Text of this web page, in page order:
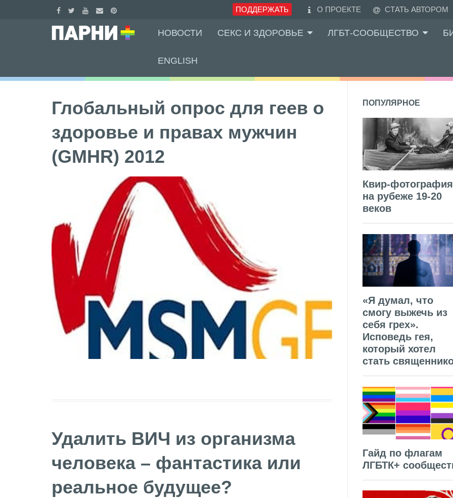
ПОДДЕРЖАТЬ О ПРОЕКТЕ СТАТЬ АВТОРОМ
НОВОСТИ СЕКС И ЗДОРОВЬЕ ЛГБТ-СООБЩЕСТВО
ENGLISH
Глобальный опрос для геев о
здоровье и правах мужчин
(GMHR) 2012
Удалить ВИЧ из организма
человека – фантастика или
реальное будущее?
ПОПУЛЯРНОЕ
Квир-фотография
на рубеже 19-20
веков
«Я думал, что
смогу выжечь из
себя грех».
Исповедь гея,
который хотел
стать
Гайд по флагам
ЛГБТК+